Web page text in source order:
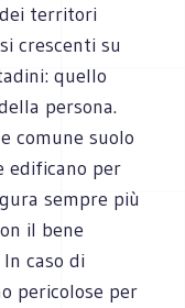
territori
crescenti su
quello
persona.
comune suolo
edificano per
sempre più
il bene
caso di
pericolose per